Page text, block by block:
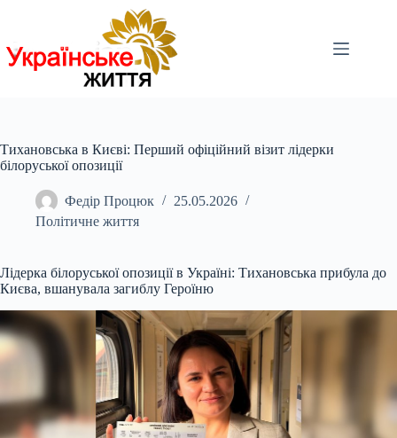
Тихановська в Києві: Перший офіційний візит лідерки
білоруської опозиції
Федір Процюк
25.05.2026
Політичне життя
Лідерка білоруської опозиції в Україні: Тихановська прибула до
Києва, вшанувала загиблу Героїню